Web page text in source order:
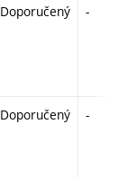
Doporučený -
Doporučený -